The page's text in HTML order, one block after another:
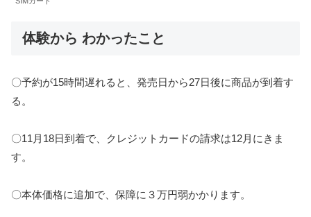
体験から わかったこと
〇予約が15時間遅れると、発売日から27日後に商品が到着す
る。
〇11月18日到着で、クレジットカードの請求は12月にきま
す。
〇本体価格に追加で、保障に３万円弱かかります。